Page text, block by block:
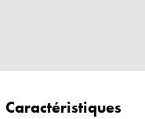
Caractéristiques